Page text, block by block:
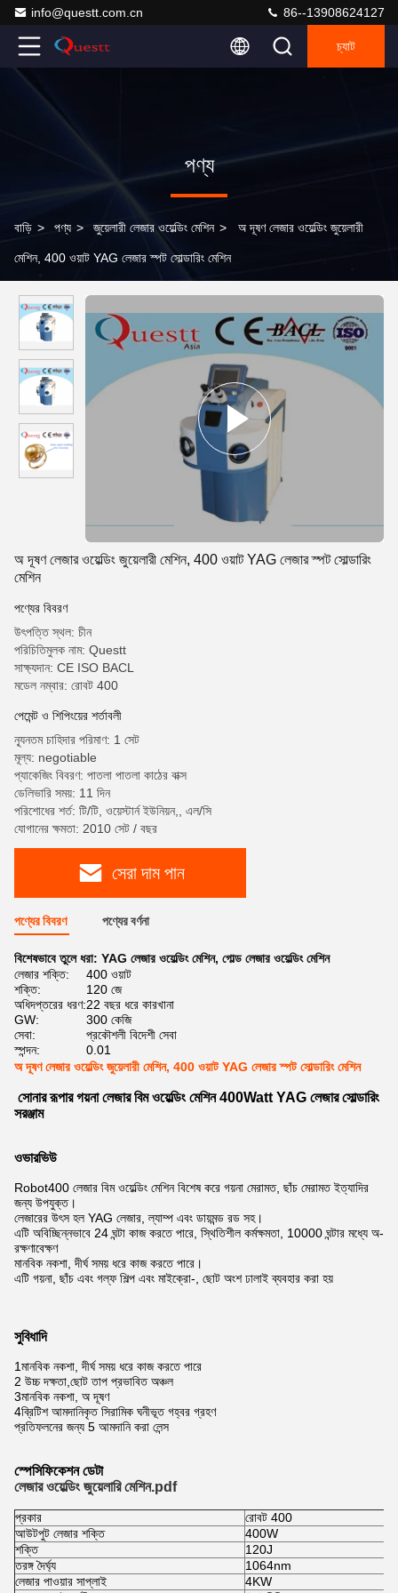
info@questt.com.cn 86--13908624127
চ্যাট
পণ্য
বাড়ি > পণ্য > জুয়েলারী লেজার ওয়েল্ডিং মেশিন > অ দূষণ লেজার ওয়েল্ডিং জুয়েলারী
মেশিন, 400 ওয়াট YAG লেজার স্পট সোল্ডারিং মেশিন
অ দূষণ লেজার ওয়েল্ডিং জুয়েলারী মেশিন, 400 ওয়াট YAG লেজার স্পট সোল্ডারিং
মেশিন
পণ্যের বিবরণ
উৎপত্তি স্থল: চীন
পরিচিতিমুলক নাম: Questt
সাক্ষ্যদান: CE ISO BACL
মডেল নম্বার: রোবট 400
পেমেন্ট ও শিপিংয়ের শর্তাবলী
ন্যূনতম চাহিদার পরিমাণ: 1 সেট
মূল্য: negotiable
প্যাকেজিং বিবরণ: পাতলা পাতলা কাঠের বাক্স
ডেলিভারি সময়: 11 দিন
পরিশোধের শর্ত: টি/টি, ওয়েস্টার্ন ইউনিয়ন,, এল/সি
যোগানের ক্ষমতা: 2010 সেট / বছর
সেরা দাম পান
পণ্যের বিবরণ পণ্যের বর্ণনা
বিশেষভাবে তুলে ধরা: YAG লেজার ওয়েল্ডিং মেশিন, গোল্ড লেজার ওয়েল্ডিং মেশিন
লেজার শক্তি:
400 ওয়াট
শক্তি:
120 জে
অধিদপ্তরের ধরণ:22 বছর ধরে কারখানা
GW:
300 কেজি
সেবা:
প্রকৌশলী বিদেশী সেবা
স্পন্দন:
0.01
অ দূষণ লেজার ওয়েল্ডিং জুয়েলারী মেশিন, 400 ওয়াট YAG লেজার স্পট সোল্ডারিং মেশিন
সোনার রূপার গয়না লেজার বিম ওয়েল্ডিং মেশিন 400Watt YAG লেজার সোল্ডারিং
সরঞ্জাম
ওভারভিউ
Robot400 লেজার বিম ওয়েল্ডিং মেশিন বিশেষ করে গয়না মেরামত, ছাঁচ মেরামত ইত্যাদির
জন্য উপযুক্ত।
লেজারের উৎস হল YAG লেজার, ল্যাম্প এবং ডায়মন্ড রড সহ।
এটি অবিচ্ছিন্নভাবে 24 ঘন্টা কাজ করতে পারে, স্থিতিশীল কর্মক্ষমতা, 10000 ঘন্টার মধ্যে অ-
রক্ষণাবেক্ষণ
মানবিক নকশা, দীর্ঘ সময় ধরে কাজ করতে পারে।
এটি গয়না, ছাঁচ এবং গল্ফ শিল্প এবং মাইক্রো-, ছোট অংশ ঢালাই ব্যবহার করা হয়
সুবিধাদি
1মানবিক নকশা, দীর্ঘ সময় ধরে কাজ করতে পারে
2 উচ্চ দক্ষতা, ছোট তাপ প্রভাবিত অঞ্চল
3মানবিক নকশা, অ দূষণ
4ব্রিটিশ আমদানিকৃত সিরামিক ঘনীভূত গহ্বর গ্রহণ
প্রতিফলনের জন্য 5 আমদানি করা লেন্স
স্পেসিফিকেশন ডেটা
লেজার ওয়েল্ডিং জুয়েলারি মেশিন.pdf
প্রকার
রোবট 400
আউটপুট লেজার শক্তি
400W
শক্তি
120J
তরঙ্গ দৈর্ঘ্য
1064nm
লেজার পাওয়ার সাপ্লাই
4KW